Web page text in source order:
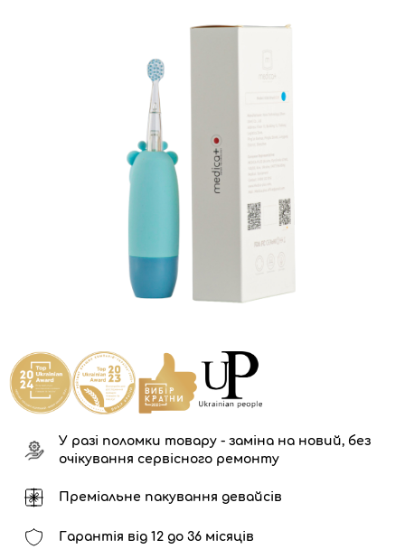
У разі поломки товару - заміна на новий, без
очікування сервісного ремонту
Преміальне пакування девайсів
Гарантія від 12 до 36 місяців